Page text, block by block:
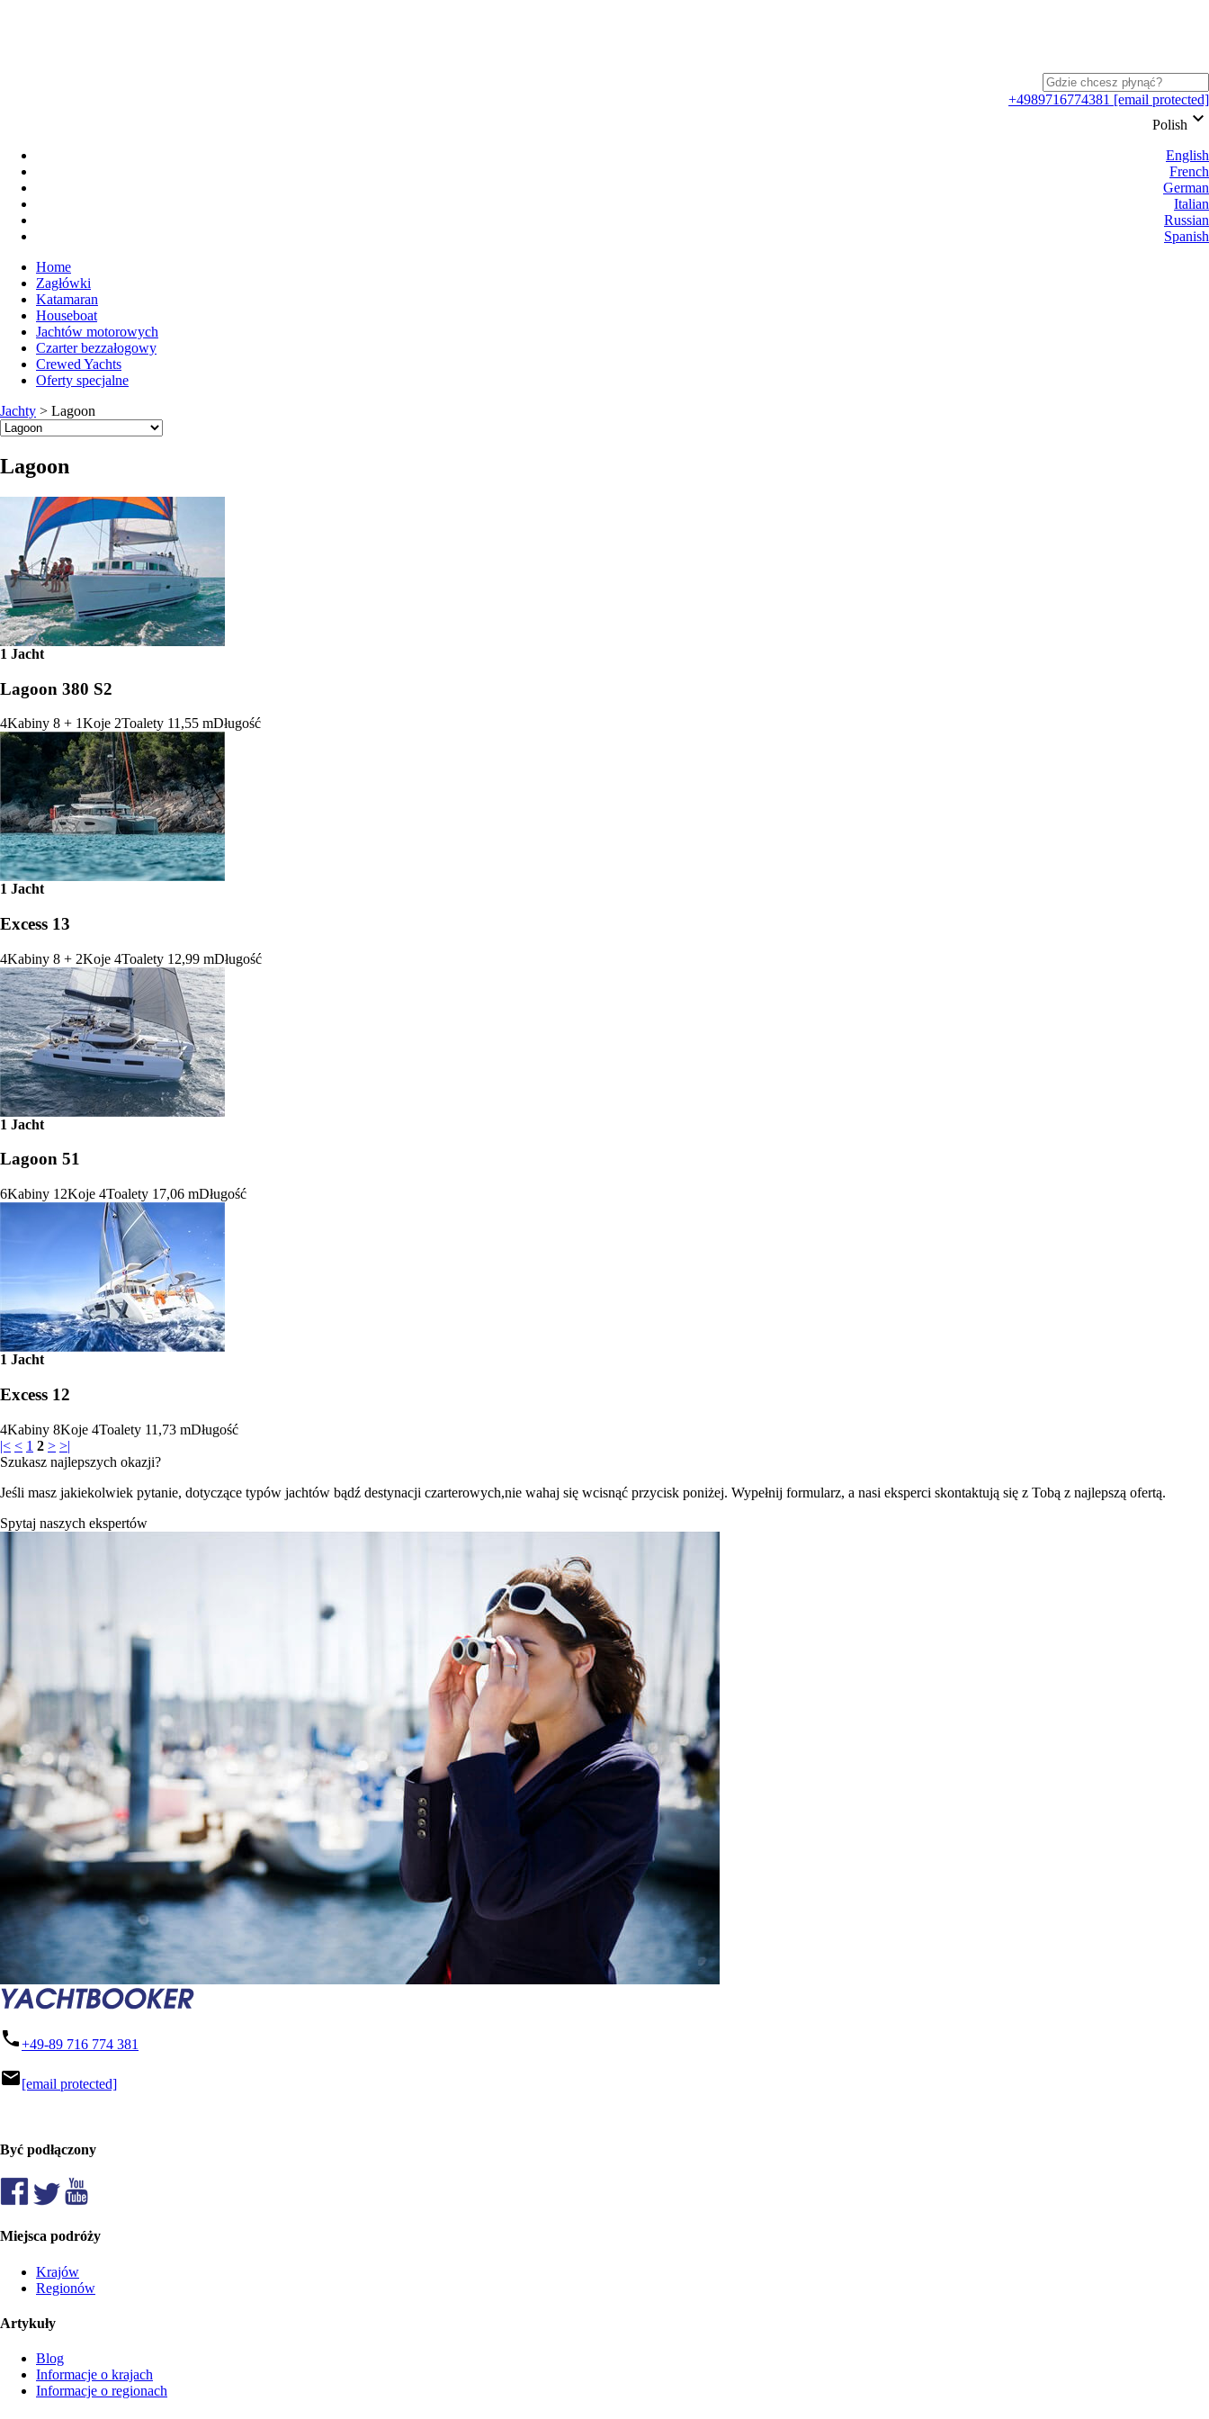
+4989716774381 [email protected]
Polish keyboard_arrow_down
English
French
German
Italian
Russian
Spanish
Home
Zagłówki
Katamaran
Houseboat
Jachtów motorowych
Czarter bezzałogowy
Crewed Yachts
Oferty specjalne
Jachty > Lagoon
Lagoon
1 Jacht
Lagoon 380 S2
4Kabiny 8 + 1Koje 2Toalety 11,55 mDługość
1 Jacht
Excess 13
4Kabiny 8 + 2Koje 4Toalety 12,99 mDługość
1 Jacht
Lagoon 51
6Kabiny 12Koje 4Toalety 17,06 mDługość
1 Jacht
Excess 12
4Kabiny 8Koje 4Toalety 11,73 mDługość
|< < 1 2 > >|
Szukasz najlepszych okazji?
Jeśli masz jakiekolwiek pytanie, dotyczące typów jachtów bądź destynacji czarterowych,nie wahaj się wcisnąć przycisk poniżej. Wypełnij formularz, a nasi eksperci skontaktują się z Tobą z najlepszą ofertą.
Spytaj naszych ekspertów
phone+49-89 716 774 381
mail[email protected]
Być podłączony
Miejsca podróży
Krajów
Regionów
Artykuły
Blog
Informacje o krajach
Informacje o regionach